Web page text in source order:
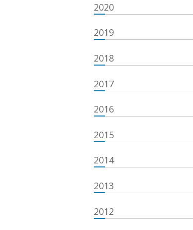
2020
2019
2018
2017
2016
2015
2014
2013
2012